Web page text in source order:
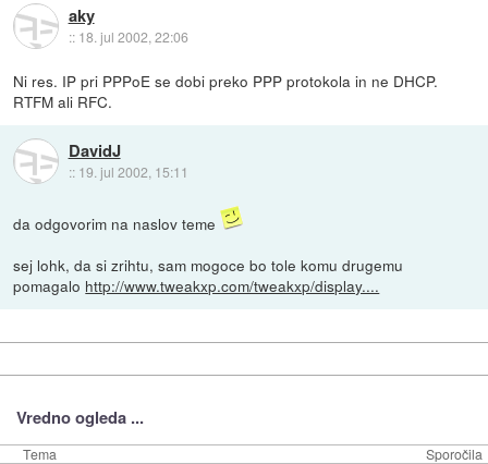
aky
:: 18. jul 2002, 22:06
Ni res. IP pri PPPoE se dobi preko PPP protokola in ne DHCP.
RTFM ali RFC.
DavidJ
:: 19. jul 2002, 15:11
da odgovorim na naslov teme
sej lohk, da si zrihtu, sam mogoce bo tole komu drugemu
pomagalo http://www.tweakxp.com/tweakxp/display....
Vredno ogleda ...
Tema Sporočila